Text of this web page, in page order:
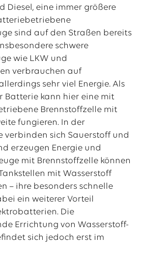
Diesel, eine immer größere
sind auf den Straßen bereits
schwere
wie LKW und
verbrauchen auf
sehr viel Energie. Als
Batterie kann hier eine mit
Brennstoffzelle mit
fungieren. In der
verbinden sich Sauerstoff und
erzeugen Energie und
mit Brennstoffzelle können
mit Wasserstoff
– ihre besonders schnelle
ein weiterer Vorteil
Die
Errichtung von Wasserstoff-
sich jedoch erst im